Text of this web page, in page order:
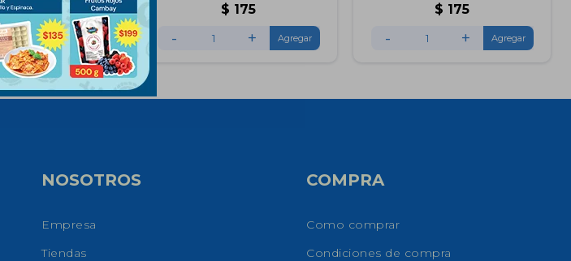
$ 163
+
$ 175
- +
$ 175
- +
NOSOTROS
Empresa
Tiendas
COMPRA
Como comprar
Condiciones de compra